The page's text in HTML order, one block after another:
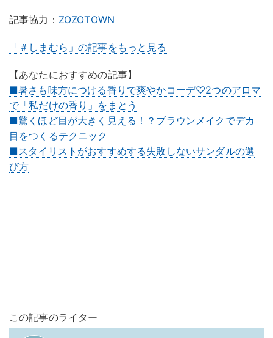
記事協力： ZOZOTOWN
「＃しまむら」の記事をもっと見る
【あなたにおすすめの記事】
■暑さも味方につける香りで爽やかコーデ♡2つのアロマ
で「私だけの香り」をまとう
■驚くほど目が大きく見える！？ブラウンメイクでデカ
目をつくるテクニック
■スタイリストがおすすめする失敗しないサンダルの選
び方
この記事のライター